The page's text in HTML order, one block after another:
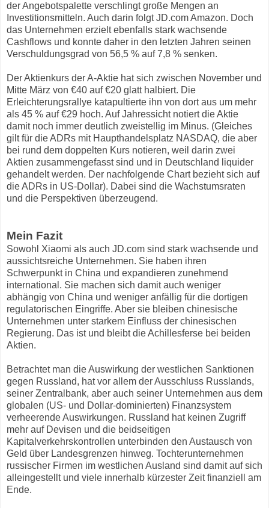
der Angebotspalette verschlingt große Mengen an
Investitionsmitteln. Auch darin folgt JD.com Amazon. Doch
das Unternehmen erzielt ebenfalls stark wachsende
Cashflows und konnte daher in den letzten Jahren seinen
Verschuldungsgrad von 56,5 % auf 7,8 % senken.
Der Aktienkurs der A-Aktie hat sich zwischen November und
Mitte März von €40 auf €20 glatt halbiert. Die
Erleichterungsrallye katapultierte ihn von dort aus um mehr
als 45 % auf €29 hoch. Auf Jahressicht notiert die Aktie
damit noch immer deutlich zweistellig im Minus. (Gleiches
gilt für die ADRs mit Haupthandelsplatz NASDAQ, die aber
bei rund dem doppelten Kurs notieren, weil darin zwei
Aktien zusammengefasst sind und in Deutschland liquider
gehandelt werden. Der nachfolgende Chart bezieht sich auf
die ADRs in US-Dollar). Dabei sind die Wachstumsraten
und die Perspektiven überzeugend.
Mein Fazit
Sowohl Xiaomi als auch JD.com sind stark wachsende und
aussichtsreiche Unternehmen. Sie haben ihren
Schwerpunkt in China und expandieren zunehmend
international. Sie machen sich damit auch weniger
abhängig von China und weniger anfällig für die dortigen
regulatorischen Eingriffe. Aber sie bleiben chinesische
Unternehmen unter starkem Einfluss der chinesischen
Regierung. Das ist und bleibt die Achillesferse bei beiden
Aktien.
Betrachtet man die Auswirkung der westlichen Sanktionen
gegen Russland, hat vor allem der Ausschluss Russlands,
seiner Zentralbank, aber auch seiner Unternehmen aus dem
globalen (US- und Dollar-dominierten) Finanzsystem
verheerende Auswirkungen. Russland hat keinen Zugriff
mehr auf Devisen und die beidseitigen
Kapitalverkehrskontrollen unterbinden den Austausch von
Geld über Landesgrenzen hinweg. Tochterunternehmen
russischer Firmen im westlichen Ausland sind damit auf sich
alleingestellt und viele innerhalb kürzester Zeit finanziell am
Ende.